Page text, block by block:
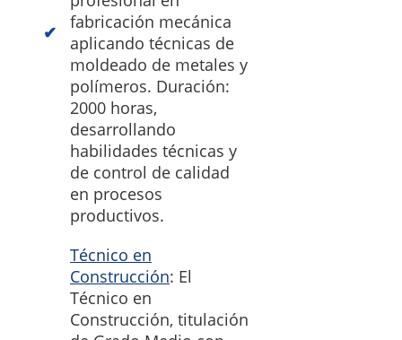
fabricación mecánica
aplicando técnicas de
moldeado de metales y
polímeros. Duración:
2000 horas,
desarrollando
habilidades técnicas y
de control de calidad
en procesos
productivos.
Técnico en
Construcción: El
Técnico en
Construcción, titulación